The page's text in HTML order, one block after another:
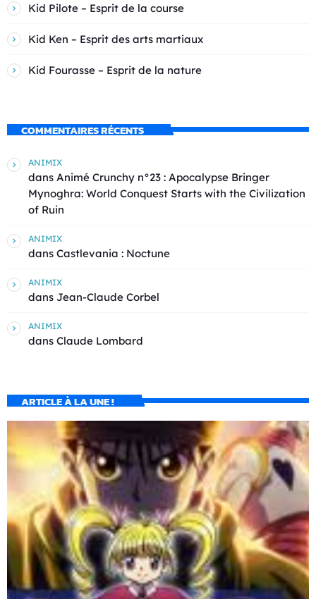
Kid Pilote – Esprit de la course
Kid Ken – Esprit des arts martiaux
Kid Fourasse – Esprit de la nature
COMMENTAIRES RÉCENTS
ANIMIX
dans Animé Crunchy n°23 : Apocalypse Bringer
Mynoghra: World Conquest Starts with the Civilization
of Ruin
ANIMIX
dans Castlevania : Noctune
ANIMIX
dans Jean-Claude Corbel
ANIMIX
dans Claude Lombard
ARTICLE À LA UNE !